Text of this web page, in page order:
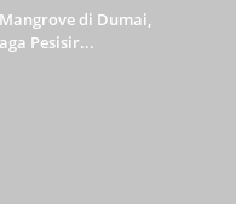
di Dumai,
Pesisir...